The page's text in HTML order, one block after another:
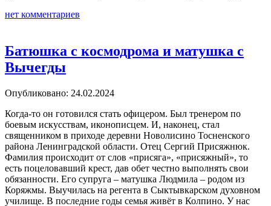
нет комментариев
Батюшка с космодрома и матушка с
Вычегды
Опубликовано: 24.02.2024
Когда-то он готовился стать офицером. Был тренером по
боевым искусствам, иконописцем. И, наконец, стал
священником в приходе деревни Новолисино Тосненского
района Ленинградской области. Отец Сергий Присяжнюк.
Фамилия происходит от слов «присяга», «присяжный», то
есть поцеловавший крест, дав обет честно выполнять свои
обязанности. Его супруга – матушка Людмила – родом из
Коряжмы. Выучилась на регента в Сыктывкарском духовном
училище. В последние годы семья живёт в Колпино. У нас